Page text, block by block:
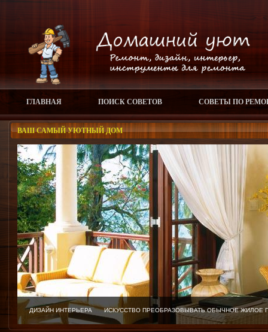
ГЛАВНАЯ ПОИСК СОВЕТОВ СОВЕТЫ ПО
ВАШ САМЫЙ УЮТНЫЙ ДОМ
ДИЗАЙН ИНТЕРЬЕРА ИСКУССТВО ПРЕОБРАЗОВЫВАТЬ ОБЫЧНОЕ